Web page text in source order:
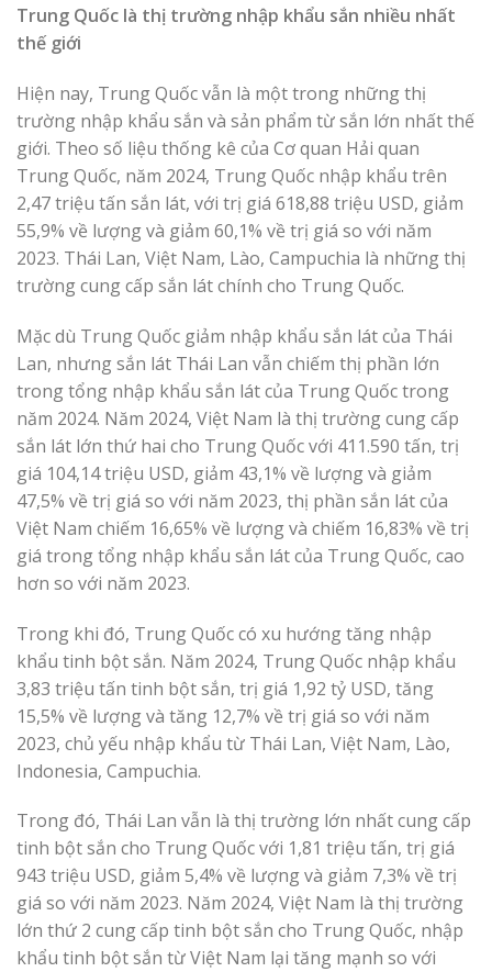
Trung Quốc là thị trường nhập khẩu sắn nhiều nhất
thế giới
Hiện nay, Trung Quốc vẫn là một trong những thị
trường nhập khẩu sắn và sản phẩm từ sắn lớn nhất thế
giới. Theo số liệu thống kê của Cơ quan Hải quan
Trung Quốc, năm 2024, Trung Quốc nhập khẩu trên
2,47 triệu tấn sắn lát, với trị giá 618,88 triệu USD, giảm
55,9% về lượng và giảm 60,1% về trị giá so với năm
2023. Thái Lan, Việt Nam, Lào, Campuchia là những thị
trường cung cấp sắn lát chính cho Trung Quốc.
Mặc dù Trung Quốc giảm nhập khẩu sắn lát của Thái
Lan, nhưng sắn lát Thái Lan vẫn chiếm thị phần lớn
trong tổng nhập khẩu sắn lát của Trung Quốc trong
năm 2024. Năm 2024, Việt Nam là thị trường cung cấp
sắn lát lớn thứ hai cho Trung Quốc với 411.590 tấn, trị
giá 104,14 triệu USD, giảm 43,1% về lượng và giảm
47,5% về trị giá so với năm 2023, thị phần sắn lát của
Việt Nam chiếm 16,65% về lượng và chiếm 16,83% về trị
giá trong tổng nhập khẩu sắn lát của Trung Quốc, cao
hơn so với năm 2023.
Trong khi đó, Trung Quốc có xu hướng tăng nhập
khẩu tinh bột sắn. Năm 2024, Trung Quốc nhập khẩu
3,83 triệu tấn tinh bột sắn, trị giá 1,92 tỷ USD, tăng
15,5% về lượng và tăng 12,7% về trị giá so với năm
2023, chủ yếu nhập khẩu từ Thái Lan, Việt Nam, Lào,
Indonesia, Campuchia.
Trong đó, Thái Lan vẫn là thị trường lớn nhất cung cấp
tinh bột sắn cho Trung Quốc với 1,81 triệu tấn, trị giá
943 triệu USD, giảm 5,4% về lượng và giảm 7,3% về trị
giá so với năm 2023. Năm 2024, Việt Nam là thị trường
lớn thứ 2 cung cấp tinh bột sắn cho Trung Quốc, nhập
khẩu tinh bột sắn từ Việt Nam lại tăng mạnh so với